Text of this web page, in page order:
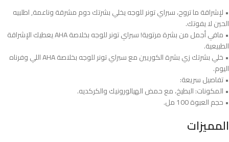
• لإشراقة ما تروح، سبراي تونر للوجه يخلي بشرتك دوم مشرقة وناعمة, اطلبيه
الحين لا يفوتك.
• مافي أجمل من بشرة مرتوية! سبراي تونر للوجه بخلاصة AHA يعطيك الإشراقة
الطبيعية.
• خلي بشرتك زي بشرة الكوريين مع سبراي تونر للوجه بخلاصة AHA اللي وفرناه
اليوم.
• تفاصيل سريعة:
• المكونات: البطيخ، مع حمض الهيالورونيك والكركديه.
• حجم العبوة 100 مل.
المميزات